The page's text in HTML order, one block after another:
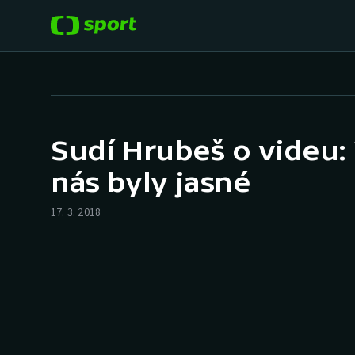
Hokej
Tenis
Baseball a softbal
Sudí Hrubeš o
nás byly jasné
17. 3. 2018